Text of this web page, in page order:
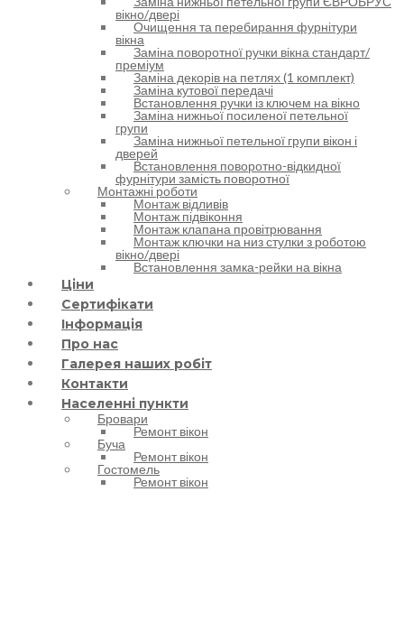
вікно/двері
Очищення та перебирання фурнітури
вікна
Заміна поворотної ручки вікна стандарт/
преміум
Заміна декорів на петлях (1 комплект)
Заміна кутової передачі
Встановлення ручки із ключем на вікно
Заміна нижньої посиленої петельної
групи
Заміна нижньої петельної групи вікон і
дверей
Встановлення поворотно-відкидної
фурнітури замість поворотної
Монтажні роботи
Монтаж відливів
Монтаж підвіконня
Монтаж клапана провітрювання
Монтаж ключки на низ стулки з роботою
вікно/двері
Встановлення замка-рейки на вікна
Ціни
Сертифікати
Інформація
Про нас
Галерея наших робіт
Контакти
Населенні пункти
Бровари
Ремонт вікон
Буча
Ремонт вікон
Гостомель
Ремонт вікон